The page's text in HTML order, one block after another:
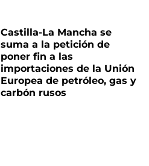
Castilla-La Mancha se
suma a la petición de
poner fin a las
importaciones de la Unión
Europea de petróleo, gas y
carbón rusos